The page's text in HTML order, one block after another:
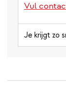
Vul
Je krijgt zo